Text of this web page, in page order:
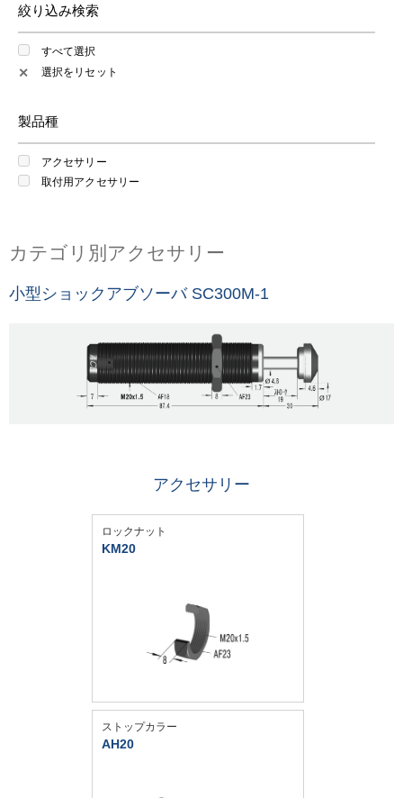
絞り込み検索
すべて選択
✕ 選択をリセット
製品種
アクセサリー
取付用アクセサリー
カテゴリ別アクセサリー
小型ショックアブソーバ SC300M-1
アクセサリー
ロックナット
KM20
ストップカラー
AH20